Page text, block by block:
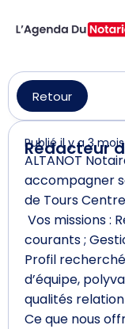
Retour
Rédacteur
Publié il y a 3 mois
ALTANOT
accompagner
de Tours
Vos missions :
courants ;
Profil
d’équipe,
qualités
Ce que nous